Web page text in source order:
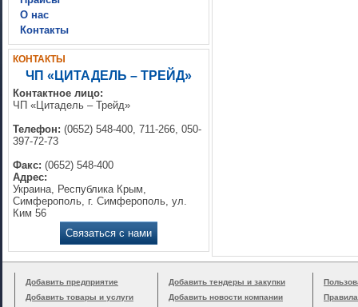
О нас
Контакты
КОНТАКТЫ
ЧП «ЦИТАДЕЛЬ – ТРЕЙД»
Контактное лицо:
ЧП «Цитадель – Трейд»
Телефон: (0652) 548-400, 711-266, 050-
397-72-73
Факс: (0652) 548-400
Адрес:
Украина, Республика Крым,
Симферополь, г. Симферополь, ул.
Ким 56
Связаться с нами
Добавить предприятие
Добавить товары и услуги
Добавить тендеры и закупки
Добавить новости компании